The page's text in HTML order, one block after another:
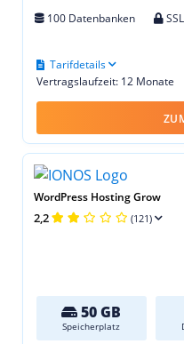
100 Datenbanken
Vertragslaufzeit: 12 Monate
Tarifdetails
WordPress Hosting Grow
2,2 (121)
50 GB
Speicherplatz